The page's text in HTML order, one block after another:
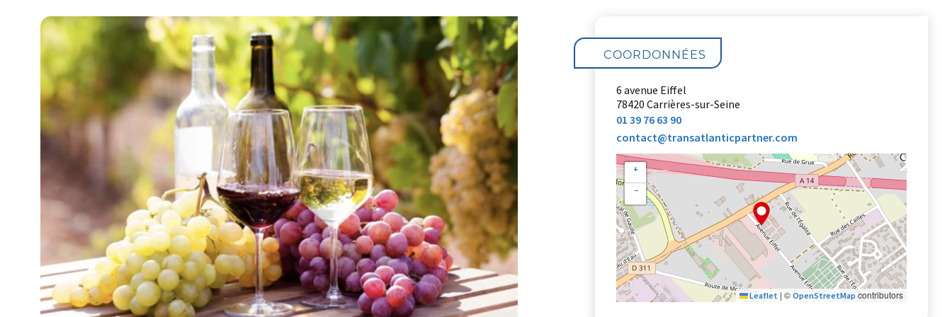
COORDONNÉES
6 avenue Eiffel
78420 Carrières-sur-Seine
01 39 76 63 90
contact@transatlanticpartner.com
+
−
Leaflet | ©OpenStreetMapcontributors